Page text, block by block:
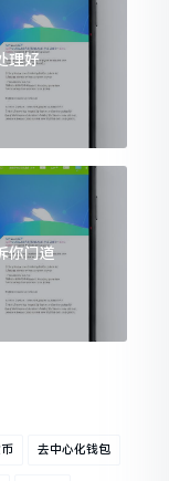
理好
你门道
去中心化钱包